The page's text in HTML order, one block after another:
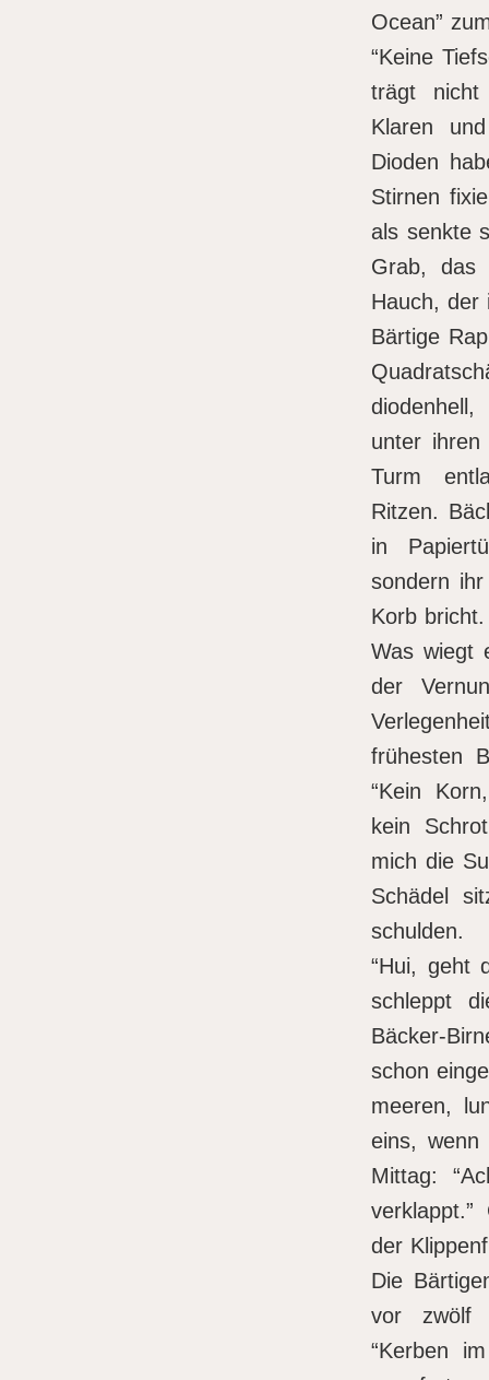
Ocean”
“Keine
trägt nicht
Klaren
Dioden
Stirnen
als senkte
Grab, das
Hauch, der
Bärtige
unter
Turm
Ritzen.
in
sondern
Korb bricht.
Was wiegt
der
frühesten
“Kein
kein
mich die
Schädel
schulden.
“Hui, geht
schleppt
Bäcker-
schon
meeren,
eins,
Mittag:
der
Die
vor zwölf
“Kerben